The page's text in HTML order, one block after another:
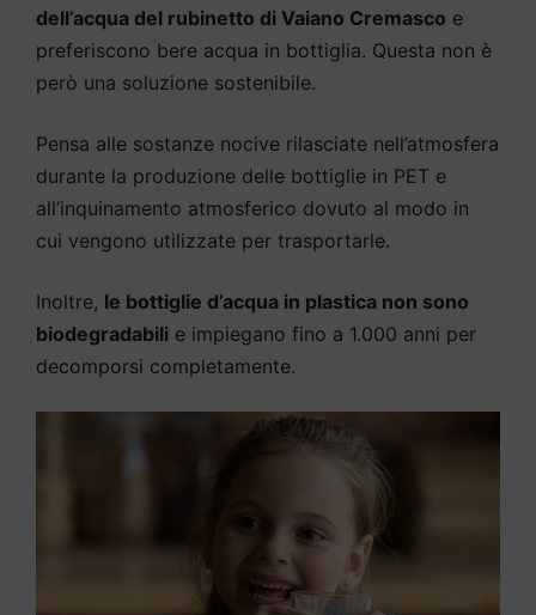
dell’acqua del rubinetto di Vaiano Cremasco e
preferiscono bere acqua in bottiglia. Questa non è
però una soluzione sostenibile.
Pensa alle sostanze nocive rilasciate nell’atmosfera
durante la produzione delle bottiglie in PET e
all’inquinamento atmosferico dovuto al modo in
cui vengono utilizzate per trasportarle.
Inoltre, le bottiglie d’acqua in plastica non sono
biodegradabili e impiegano fino a 1.000 anni per
decomporsi completamente.